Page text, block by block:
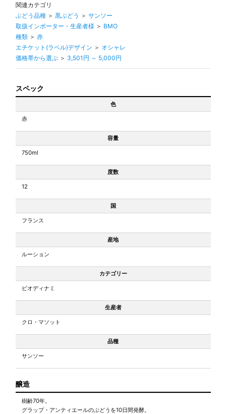
関連カテゴリ
ぶどう品種 ＞ 黒ぶどう ＞ サンソー
取扱インポーター・生産者様 ＞ BMO
種類 ＞ 赤
エチケット(ラベル)デザイン ＞ オシャレ
価格帯から選ぶ ＞ 3,501円 ～ 5,000円
スペック
色
赤
容量
750ml
度数
12
国
フランス
産地
ルーション
カテゴリー
ビオディナミ
生産者
クロ・マソット
品種
サンソー
醸造
樹齢70年。
グラップ・アンティエールのぶどうを10日間発酵。